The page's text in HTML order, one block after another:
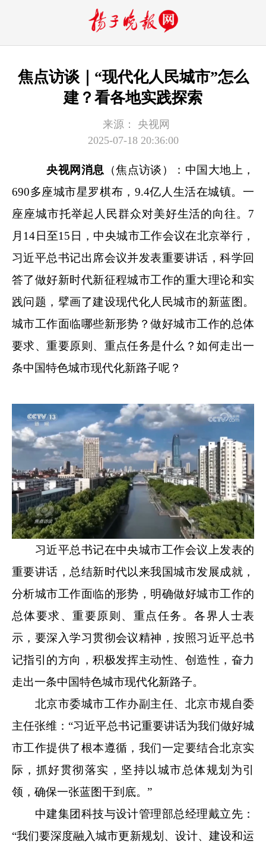
焦点访谈｜“现代化人民城市”怎么
建？看各地实践探索
来源：
央视网
2025-07-18 20:36:00
央视网消息 （焦点访谈）：中国大地上，
690多座城市星罗棋布，9.4亿人生活在城镇。一
座座城市托举起人民群众对美好生活的向往。7
月14日至15日，中央城市工作会议在北京举行，
习近平总书记出席会议并发表重要讲话，科学回
答了做好新时代新征程城市工作的重大理论和实
践问题，擘画了建设现代化人民城市的新蓝图。
城市工作面临哪些新形势？做好城市工作的总体
要求、重要原则、重点任务是什么？如何走出一
条中国特色城市现代化新路子呢？
习近平总书记在中央城市工作会议上发表的
重要讲话，总结新时代以来我国城市发展成就，
分析城市工作面临的形势，明确做好城市工作的
总体要求、重要原则、重点任务。各界人士表
示，要深入学习贯彻会议精神，按照习近平总书
记指引的方向，积极发挥主动性、创造性，奋力
走出一条中国特色城市现代化新路子。
北京市委城市工作办副主任、北京市规自委
主任张维：“习近平总书记重要讲话为我们做好城
市工作提供了根本遵循，我们一定要结合北京实
际，抓好贯彻落实，坚持以城市总体规划为引
领，确保一张蓝图干到底。”
中建集团科技与设计管理部总经理戴立先：
“我们要深度融入城市更新规划、设计、建设和运